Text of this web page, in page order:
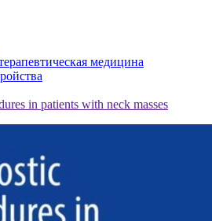
медицина
in patients with neck masses